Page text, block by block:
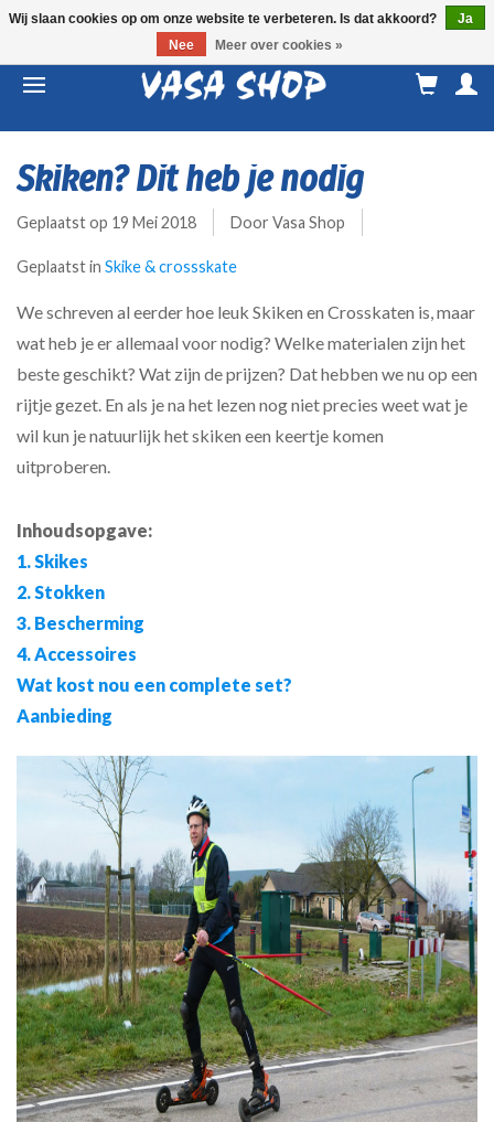
Skiken? Dit heb je nodig
Geplaatst op 19 Mei 2018 Door Vasa Shop
Geplaatst in Skike & crossskate
We schreven al eerder hoe leuk Skiken en Crosskaten is, maar
wat heb je er allemaal voor nodig? Welke materialen zijn het
beste geschikt? Wat zijn de prijzen? Dat hebben we nu op een
rijtje gezet. En als je na het lezen nog niet precies weet wat je
wil kun je natuurlijk het skiken een keertje komen
uitproberen.
Inhoudsopgave:
1. Skikes
2. Stokken
3. Bescherming
4. Accessoires
Wat kost nou een complete set?
Aanbieding
Wij slaan cookies op om onze website te verbeteren. Is dat akkoord?
Ja
Nee
Meer over cookies »